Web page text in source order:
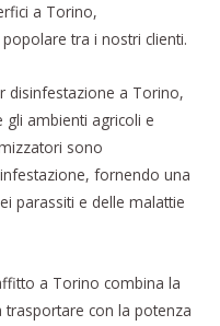
a Torino,
tra i nostri clienti.
disinfestazione a Torino,
ambienti agricoli e
sono
fornendo una
parassiti e delle malattie
a Torino combina la
con la potenza